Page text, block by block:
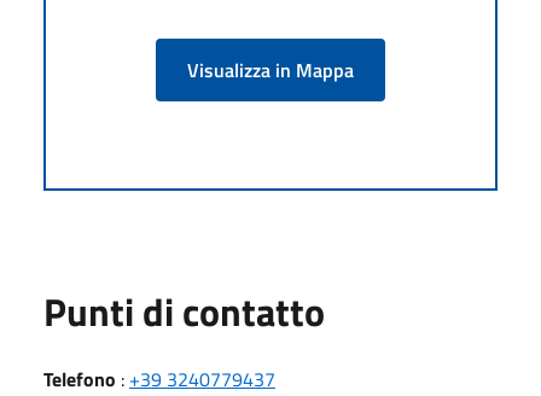
Visualizza in Mappa
Punti di contatto
Telefono : +39 3240779437